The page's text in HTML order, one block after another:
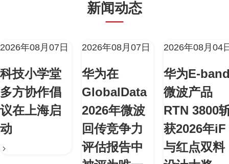
新闻动态
2026年08月07日
科技小学堂
多方协作倡
议在上海启
动
2026年08月07日
华为在
GlobalData
2026年微波
回传竞争力
评估报告中
2026年08月04
华为E-
微波产品
RTN 3800
获2026年iF
与红点双料